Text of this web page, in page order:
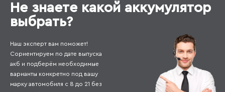
Не знаете какой аккумулятор
выбрать?
Наш эксперт вам поможет!
Сориентируем по дате выпуска
акб и подберём необходимые
варианты конкретно под вашу
марку автомобиля с 8 до 21 без